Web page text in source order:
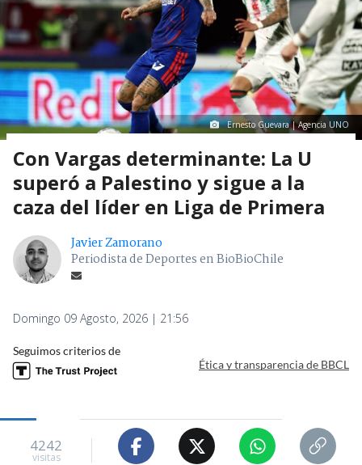
Ernesto Guevara | Agencia UNO
Con Vargas determinante: La U
superó a Palestino y sigue a la
caza del líder en Liga de Primera
Javier Zamorano
Periodista de Deportes en BioBioChile
Domingo 09 Agosto, 2026 | 21:56
Seguimos criterios de
Ética y transparencia de BBCL
4242
visitas